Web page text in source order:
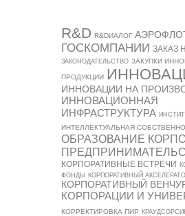
R&D R&DИАЛОГ
ГОСКОМПАНИИ ЗАКАЗ
ЗАКОНОДАТЕЛЬСТВО ЗАКУПКИ
ПРОДУКЦИИ
ИННОВАЦИИ НА
ИННОВАЦИОННАЯ
ИНФРАСТРУКТУРА
ИНТЕЛЛЕКТУАЛЬНАЯ
ОБРАЗОВАНИЕ
КОРПОРАТИВНЫЕ ВСТРЕЧИ
ФОНДЫ
КОРПОРАТИВНЫЙ
КОРПОРАТИВНЫЙ
КОРПОРАЦИИ И
КОРРЕКТИРОВКА ПИР